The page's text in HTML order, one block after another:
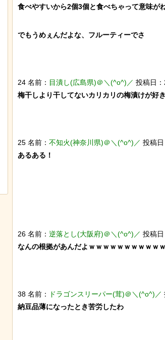
食べやすいから2個3個と食べちゃって意味
でもうめぇんだよな、フルーティーでさ
24 名前： 目潰し(広島県)＠＼(^o^)／ 投稿日
梅干しより干してないカリカリの梅漬けが好き
25 名前： 不知火(神奈川県)＠＼(^o^)／ 投稿
あるある！
26 名前： 逆落とし(大阪府)＠＼(^o^)／ 投稿
なんの根拠があんだよｗｗｗｗｗｗｗｗｗｗ
38 名前： ドラゴンスリーパー(茸)＠＼(^o^)／
納豆品薄になったとき苦労したわ
歴史的な木星系探査機打ち上げにナマ